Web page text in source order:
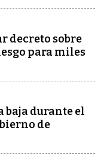
decreto sobre
para miles
baja durante el
de